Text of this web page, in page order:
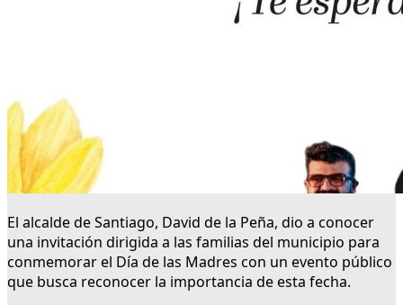
El alcalde de Santiago, David de la Peña, dio a conocer
una invitación dirigida a las familias del municipio para
conmemorar el Día de las Madres con un evento público
que busca reconocer la importancia de esta fecha.